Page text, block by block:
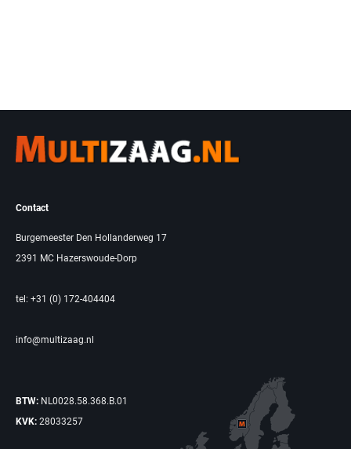
Contact
Burgemeester Den Hollanderweg 17
2391 MC Hazerswoude-Dorp
tel: +31 (0) 172-404404
info@multizaag.nl
BTW: NL0028.58.368.B.01
KVK: 28033257